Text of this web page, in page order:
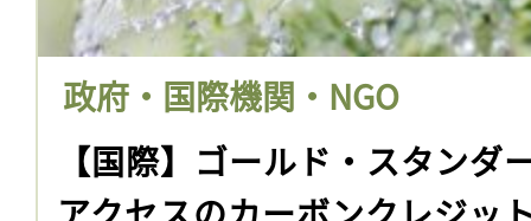
政府・国際機関・NGO
【国際】ゴールド・スタンダ